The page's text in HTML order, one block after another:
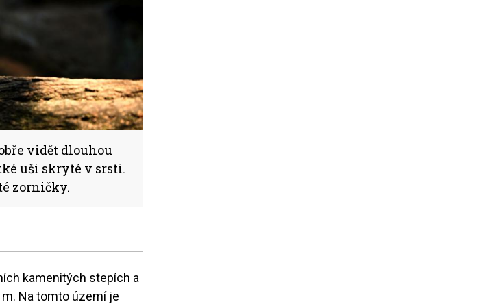
vidět dlouhou
uši skryté v srsti.
zorničky.
kamenitých stepích a
Na tomto území je